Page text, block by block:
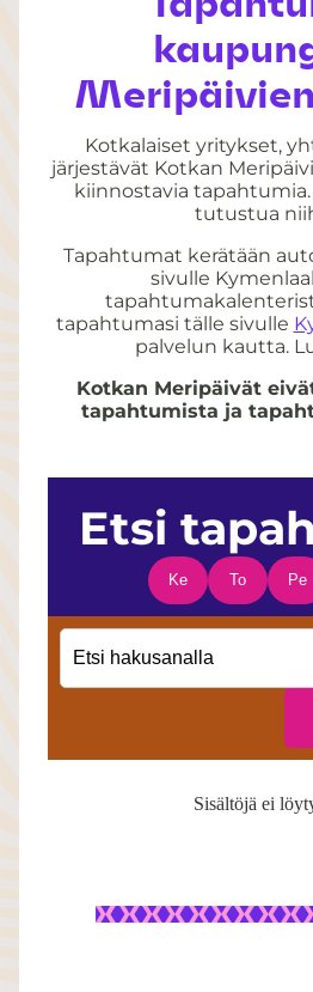
Kotkalaiset yritykset,
järjestävät Kotkan
kiinnostavia tapahtumia.
tutustua
Tapahtumat kerätään
sivulle
tapahtumasi tälle sivulle
palvelun kautta.
Kotkan Meripäivät
tapahtumista ja
Etsi
Ke To Pe
Sisältöjä ei